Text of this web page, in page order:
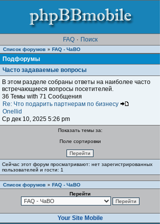
FAQ · Поиск
Список форумов » FAQ - ЧаВО
Подфорумы
Часто задаваемые вопросы
В этом разделе собраны ответы на наиболее часто
встречающиеся вопросы посетителей.
36 Темы with 71 Сообщения
Re: Что подарить партнерам по бизнесу
Onellid
Ср дек 10, 2025 5:26 pm
Показать темы за:
Поле сортировки
Сейчас этот форум просматривают: нет зарегистрированных
пользователей и гости: 1
Список форумов » FAQ - ЧаВО
Перейти
Your Site Mobile